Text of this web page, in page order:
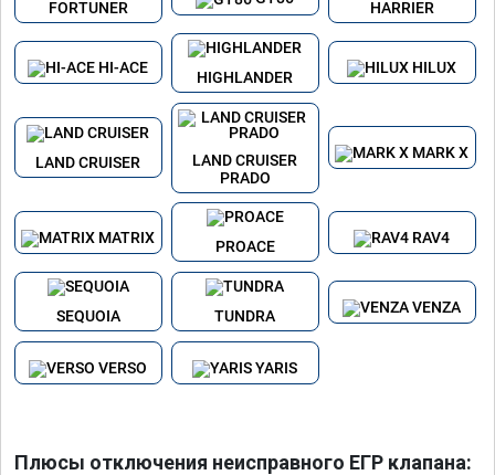
FORTUNER HARRIER
HI-ACE
HIGHLANDER
HILUX
LAND CRUISER
LAND CRUISER
PRADO
MARK X
MATRIX
PROACE
RAV4
SEQUOIA TUNDRA
VENZA
VERSO YARIS
Плюсы отключения неисправного ЕГР клапана: